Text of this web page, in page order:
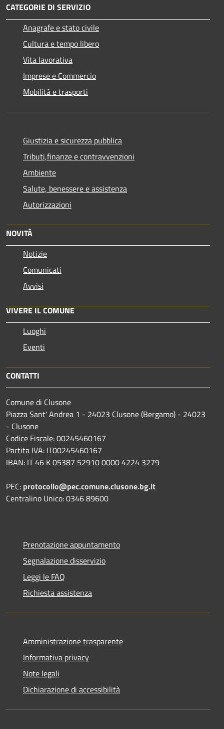
CATEGORIE DI SERVIZIO
Anagrafe e stato civile
Cultura e tempo libero
Vita lavorativa
Imprese e Commercio
Mobilità e trasporti
Giustizia e sicurezza pubblica
Tributi,finanze e contravvenzioni
Ambiente
Salute, benessere e assistenza
Autorizzazioni
NOVITÀ
Notizie
Comunicati
Avvisi
VIVERE IL COMUNE
Luoghi
Eventi
CONTATTI
Comune di Clusone
Piazza Sant' Andrea 1 - 24023 Clusone (Bergamo) - 24023
- Clusone
Codice Fiscale: 00245460167
Partita IVA: IT00245460167
IBAN: IT 46 K 05387 52910 0000 4224 3279
PEC: protocollo@pec.comune.clusone.bg.it
Centralino Unico: 0346 89600
Prenotazione appuntamento
Segnalazione disservizio
Leggi le FAQ
Richiesta assistenza
Amministrazione trasparente
Informativa privacy
Note legali
Dichiarazione di accessibilità